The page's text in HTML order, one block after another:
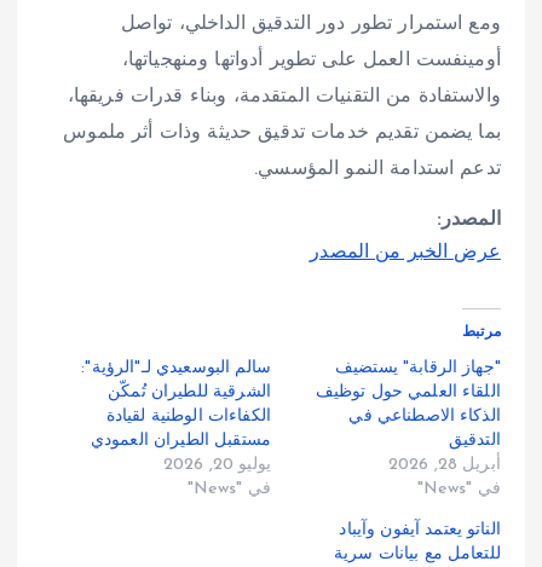
ومع استمرار تطور دور التدقيق الداخلي، تواصل
أومينفست العمل على تطوير أدواتها ومنهجياتها،
والاستفادة من التقنيات المتقدمة، وبناء قدرات فريقها،
بما يضمن تقديم خدمات تدقيق حديثة وذات أثر ملموس
تدعم استدامة النمو المؤسسي.
المصدر:
عرض الخبر من المصدر
مرتبط
"جهاز الرقابة" يستضيف
اللقاء العلمي حول توظيف
الذكاء الاصطناعي في
التدقيق
أبريل 28, 2026
في "News"
سالم البوسعيدي لـ"الرؤية":
الشرقية للطيران تُمكّن
الكفاءات الوطنية لقيادة
مستقبل الطيران العمودي
يوليو 20, 2026
في "News"
الناتو يعتمد آيفون وآيباد
للتعامل مع بيانات سرية